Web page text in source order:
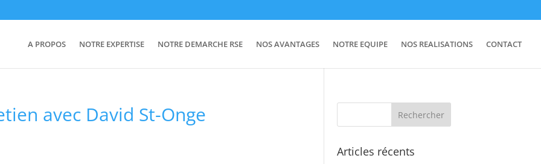
A PROPOS NOTRE EXPERTISE NOTRE DEMARCHE RSE NOS AVANTAGES NOTRE EQUIPE NOS REALISATIONS CONTACT
avec David St-Onge
Articles récents